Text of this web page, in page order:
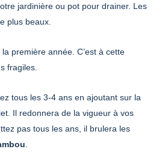
jardinière ou pot pour drainer. Les
plus beaux.
première année. C’est à cette
fragiles.
tous les 3-4 ans en ajoutant sur la
Il redonnera de la vigueur à vos
pas tous les ans, il brulera les